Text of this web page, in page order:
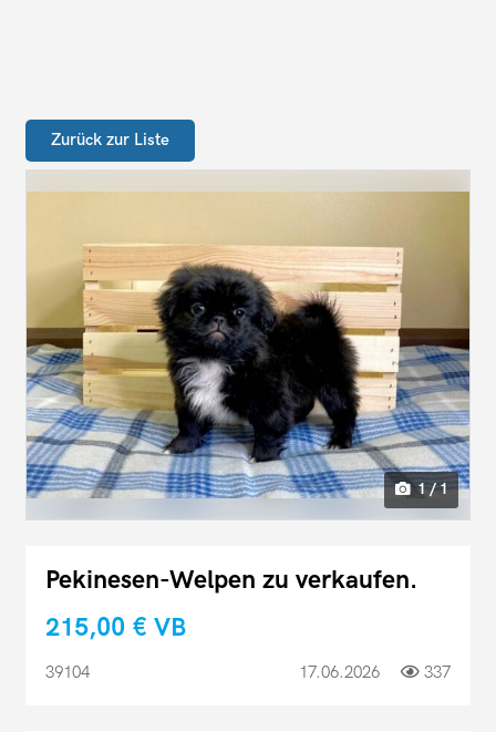
Zurück zur Liste
1 / 1
Pekinesen-Welpen zu verkaufen.
215,00 € VB
39104 17.06.2026 337